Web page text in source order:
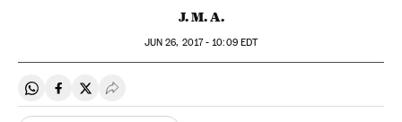
J. M. A.
JUN 26, 2017 - 10:09EDT
Compartir en Whatsapp
Compartir en Facebook
Compartir en Twitter
Desplegar Redes Sociales